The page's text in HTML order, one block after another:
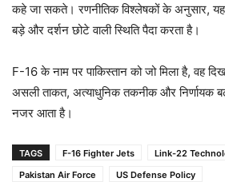
कहे जा सकते। रणनीतिक विश्लेषकों के अनुसार, यह
बड़े और दर्शन छोटे वाली स्थिति पैदा करता है।
F-16 के नाम पर पाकिस्तान को जो मिला है, वह
असली ताकत, अत्याधुनिक तकनीक और निर्णायक
नजर आता है।
TAGS F-16 Fighter Jets
Link-22
Pakistan Air Force
US Defense Policy